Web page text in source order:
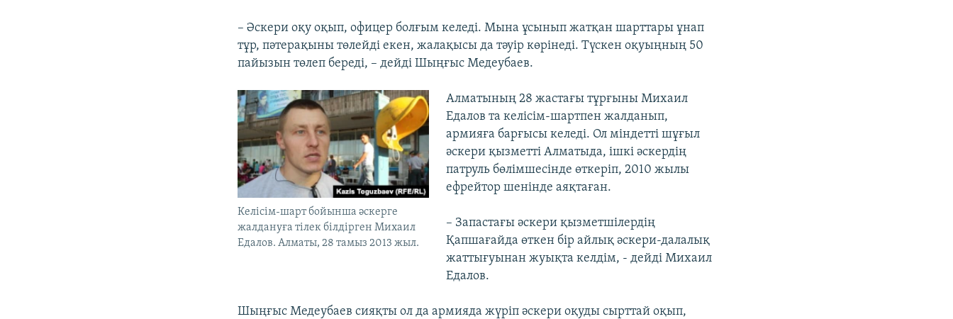
– Әскери оқу оқып, офицер болғым келеді. Мына ұсынып жатқан шарттары ұнап
тұр, пәтерақыны төлейді екен, жалақысы да тәуір көрінеді. Түскен оқуыңның 50
пайызын төлеп береді, – дейді Шыңғыс Медеубаев.
Келісім-шарт бойынша әскерге
жалдануға тілек білдірген Михаил
Едалов. Алматы, 28 тамыз 2013 жыл.
Алматының 28 жастағы тұрғыны Михаил
Едалов та келісім-шартпен жалданып,
армияға барғысы келеді. Ол міндетті шұғыл
әскери қызметті Алматыда, ішкі әскердің
патруль бөлімшесінде өткеріп, 2010 жылы
ефрейтор шенінде аяқтаған.
– Запастағы әскери қызметшілердің
Қапшағайда өткен бір айлық әскери-далалық
жаттығуынан жуықта келдім, - дейді Михаил
Едалов.
Шыңғыс Медеубаев сияқты ол да армияда жүріп әскери оқуды сырттай оқып,